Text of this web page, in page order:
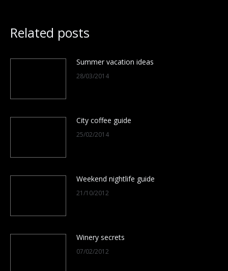
Related posts
Summer vacation ideas
28/03/2014
City coffee guide
25/02/2014
Weekend nightlife guide
21/10/2012
Winery secrets
07/02/2012